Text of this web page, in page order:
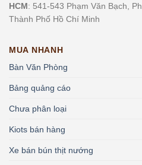
HCM: 541-543 Phạm Văn Bạch,
Thành Phố Hồ Chí Minh
MUA NHANH
Bàn Văn Phòng
Bảng quảng cáo
Chưa phân loại
Kiots bán hàng
Xe bán bún thịt nướng